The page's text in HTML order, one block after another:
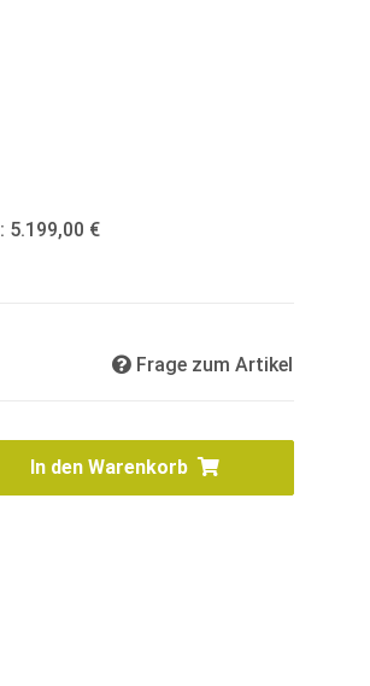
: 5.199,00 €
Frage zum Artikel
In den Warenkorb